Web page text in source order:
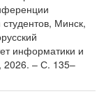
Минск,
информатики и
2026. – С. 135–